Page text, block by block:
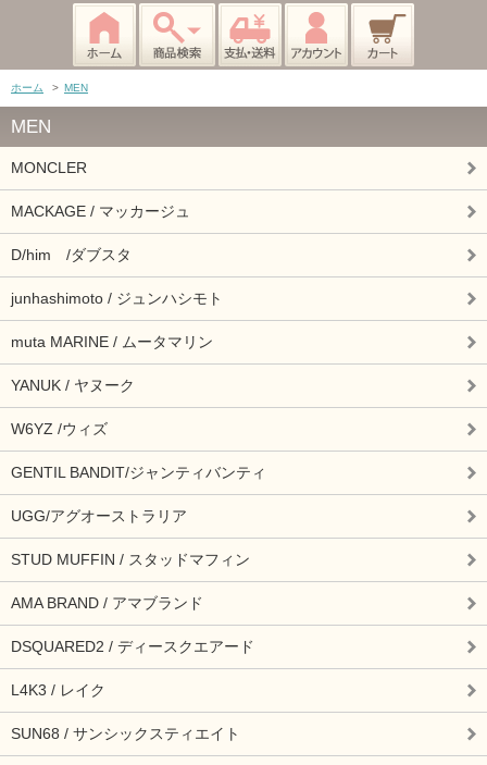
ホーム > MEN
MEN
MONCLER
MACKAGE / マッカージュ
D/him /ダブスタ
junhashimoto / ジュンハシモト
muta MARINE / ムータマリン
YANUK / ヤヌーク
W6YZ /ウィズ
GENTIL BANDIT/ジャンティバンティ
UGG/アグオーストラリア
STUD MUFFIN / スタッドマフィン
AMA BRAND / アマブランド
DSQUARED2 / ディースクエアード
L4K3 / レイク
SUN68 / サンシックスティエイト